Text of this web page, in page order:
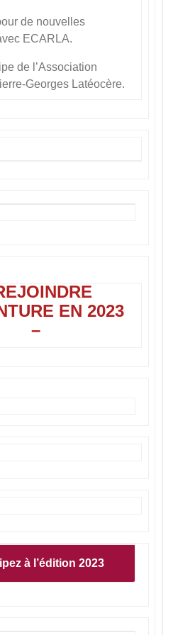
de nouvelles
ECARLA.
de l’Association
Georges Latéocère.
EN 2023
–
à l’édition 2023